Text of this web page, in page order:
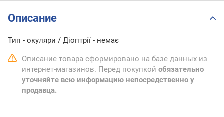
Описание
Тип - окуляри / Діоптрії - немає
Описание товара сформировано на базе данных из
интернет-магазинов. Перед покупкой обязательно
уточняйте всю информацию непосредственно у
продавца.